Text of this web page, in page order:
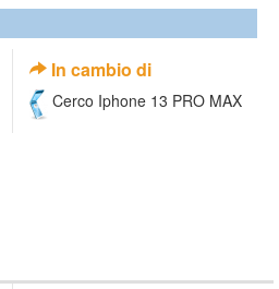
In cambio di
Cerco Iphone 13 PRO MAX